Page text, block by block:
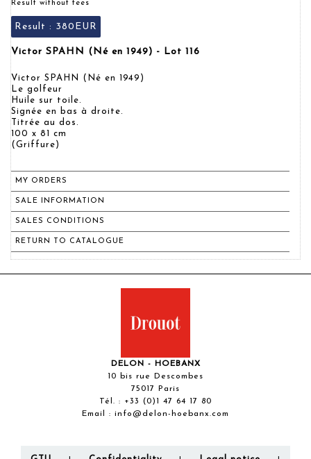
Result without fees
Result : 380EUR
Victor SPAHN (Né en 1949) - Lot 116
Victor SPAHN (Né en 1949)
Le golfeur
Huile sur toile.
Signée en bas à droite.
Titrée au dos.
100 x 81 cm
(Griffure)
MY ORDERS
SALE INFORMATION
SALES CONDITIONS
RETURN TO CATALOGUE
DELON - HOEBANX
10 bis rue Descombes
75017 Paris
Tél. : +33 (0)1 47 64 17 80
Email : info@delon-hoebanx.com